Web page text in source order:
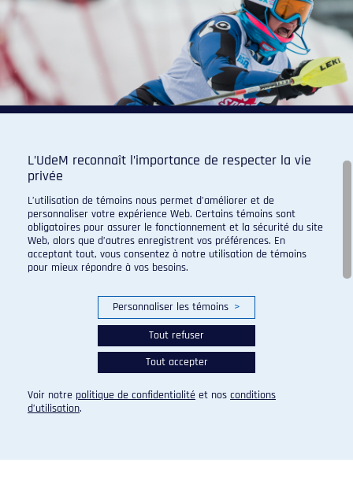
Six Carabins à l'Universiade d'hiver
PUBLIÉ LE 31 JANVIER 2019 EN SAVOIR PLUS
L’UdeM reconnaît l’importance de respecter la vie
privée
L’utilisation de témoins nous permet d’améliorer et de
personnaliser votre expérience Web. Certains témoins sont
obligatoires pour assurer le fonctionnement et la sécurité du site
Web, alors que d’autres enregistrent vos préférences. En
acceptant tout, vous consentez à notre utilisation de témoins
pour mieux répondre à vos besoins.
Personnaliser les témoins >
Tout refuser
Tout accepter
Voir notre politique de confidentialité et nos conditions
d’utilisation.